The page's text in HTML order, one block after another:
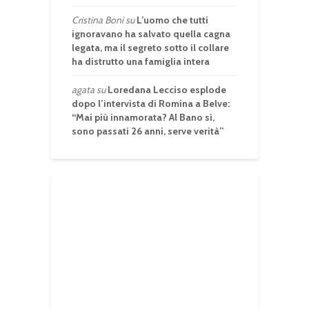
Cristina BonisuL’uomo che tutti
ignoravano ha salvato quella cagna
legata, ma il segreto sotto il collare
ha distrutto una famiglia intera
agatasuLoredana Lecciso esplode
dopo l’intervista di Romina a Belve:
“Mai più innamorata? Al Bano sì,
sono passati 26 anni, serve verità”